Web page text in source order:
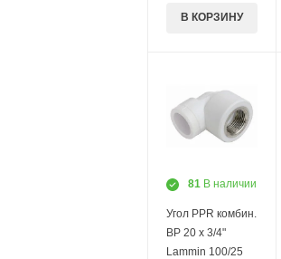
В КОРЗИНУ
81 В наличии
Угол PPR комбин.
ВР 20 х 3/4"
Lammin 100/25